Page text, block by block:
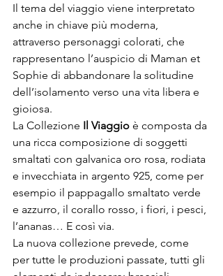
Il tema del viaggio viene interpretato
anche in chiave più moderna,
attraverso personaggi colorati, che
rappresentano l’auspicio di Maman et
Sophie di abbandonare la solitudine
dell’isolamento verso una vita libera e
gioiosa.
La Collezione Il Viaggio è composta da
una ricca composizione di soggetti
smaltati con galvanica oro rosa, rodiata
e invecchiata in argento 925, come per
esempio il pappagallo smaltato verde
e azzurro, il corallo rosso, i fiori, i pesci,
l’ananas… E così via.
La nuova collezione prevede, come
per tutte le produzioni passate, tutti gli